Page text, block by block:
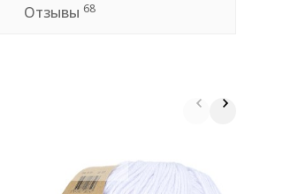
Отзывы 68